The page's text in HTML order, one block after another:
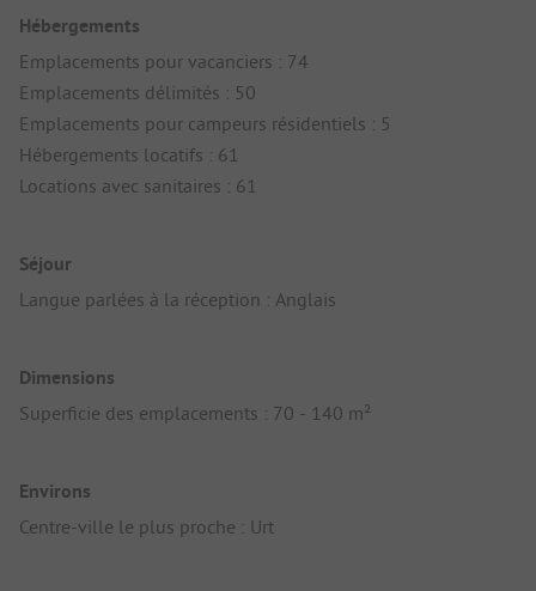
Hébergements
Emplacements pour vacanciers : 74
Emplacements délimités : 50
Emplacements pour campeurs résidentiels : 5
Hébergements locatifs : 61
Locations avec sanitaires : 61
Séjour
Langue parlées à la réception : Anglais
Dimensions
Superficie des emplacements : 70 - 140 m²
Environs
Centre-ville le plus proche : Urt